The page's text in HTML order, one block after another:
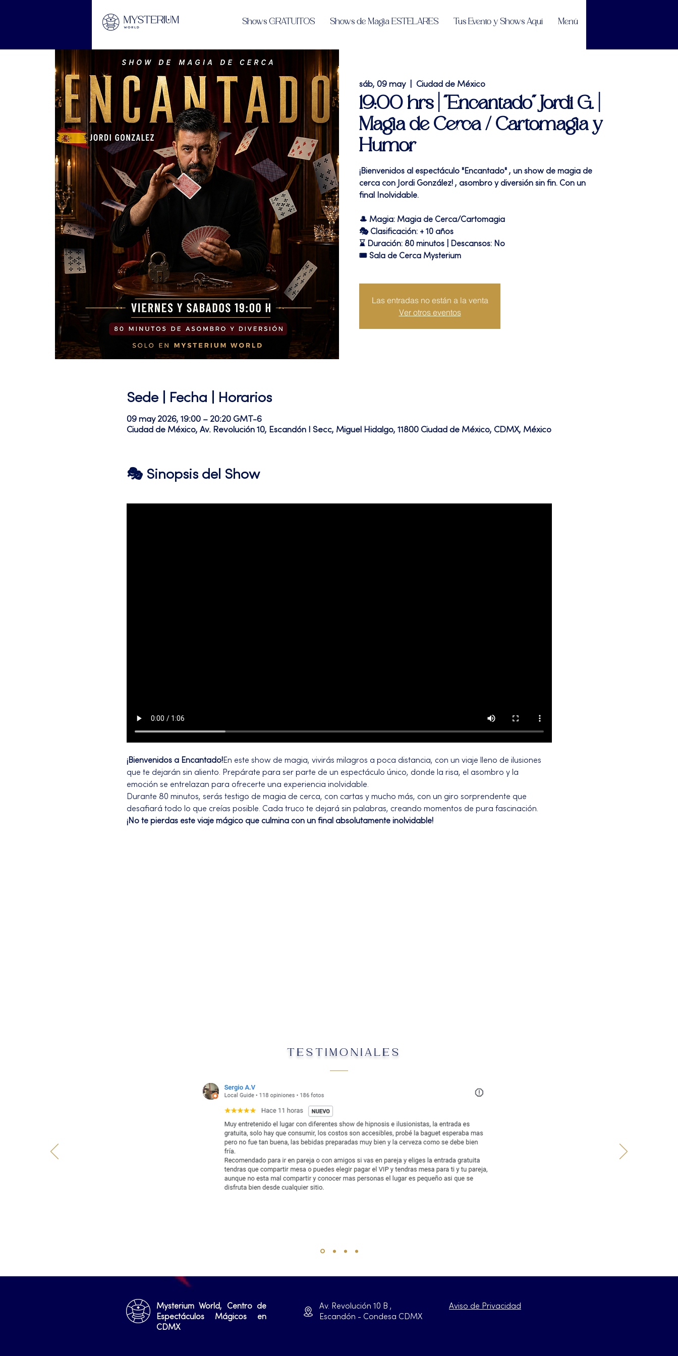
Shows GRATUITOS Shows de Magia ESTELARES Tus Evento y Shows Aquí Menú
sáb, 09 may
  |
Ciudad de México
19:00 hrs | "Encantado" Jordi G. |
Magia de Cerca / Cartomagia y
Humor
¡Bienvenidos al espectáculo "Encantado" , un show de magia de
cerca con Jordi González! , asombro y diversión sin fin. Con un
final Inolvidable.
🎩 Magia: Magia de Cerca/Cartomagia
🎭 Clasificación: + 10 años
⌛ Duración: 80 minutos | Descansos: No
🎟 Sala de Cerca Mysterium
Las entradas no están a la venta
Ver otros eventos
Sede | Fecha | Horarios
09 may 2026, 19:00 – 20:20 GMT-6
Ciudad de México, Av. Revolución 10, Escandón I Secc, Miguel Hidalgo, 11800 Ciudad de México, CDMX, México
🎭 Sinopsis del Show
¡Bienvenidos a Encantado!En este show de magia, vivirás milagros a poca distancia, con un viaje lleno de ilusiones
que te dejarán sin aliento. Prepárate para ser parte de un espectáculo único, donde la risa, el asombro y la
emoción se entrelazan para ofrecerte una experiencia inolvidable.
Durante 80 minutos, serás testigo de magia de cerca, con cartas y mucho más, con un giro sorprendente que
desafiará todo lo que creías posible. Cada truco te dejará sin palabras, creando momentos de pura fascinación.
¡No te pierdas este viaje mágico que culmina con un final absolutamente inolvidable!
TESTIMONIALES
Mysterium World, Centro de
Espectáculos Mágicos en
CDMX
Av. Revolución 10 B ,
Escandón - Condesa CDMX
Aviso de Privacidad